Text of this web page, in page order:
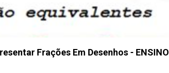
Frações Em Desenhos - ENSINO